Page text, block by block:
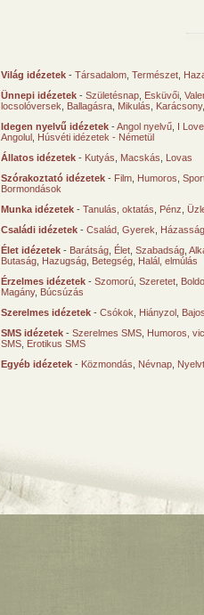
Világ idézetek - Társadalom Természet
Ünnepi idézetek - Születésnap Esküvői
locsolóversek
Ballagásra Mikulás Karácsony
Idegen nyelvű idézetek -Angol nyelvű I
Angolul Húsvéti idézetek - Németül
Állatos idézetek - Kutyás Macskás
Lovas
Szórakoztató idézetek - Film Humoros
Bormondások
Munka idézetek - Tanulás, oktatás Pénz
Családi idézetek - Család Gyerek
Élet idézetek - Barátság Élet Szabadság
Butaság Hazugság Betegség Halál, elmúlás
Érzelmes idézetek - Szomorú Szeretet
Magány, Búcsúzás
Szerelmes idézetek - Csókok Hiányzol
SMS idézetek - Szerelmes SMS Humoros,
SMS Erotikus SMS
Egyéb idézetek - Közmondás Névnap